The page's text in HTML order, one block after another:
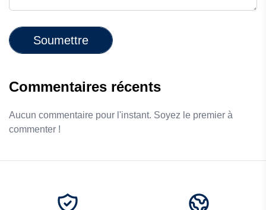
Soumettre
Commentaires récents
Aucun commentaire pour l'instant. Soyez le premier à
commenter !